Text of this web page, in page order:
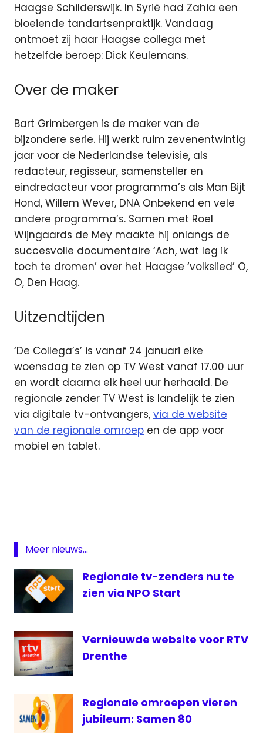
Haagse Schilderswijk. In Syrië had Zahia een
bloeiende tandartsenpraktijk. Vandaag
ontmoet zij haar Haagse collega met
hetzelfde beroep: Dick Keulemans.
Over de maker
Bart Grimbergen is de maker van de
bijzondere serie. Hij werkt ruim zevenentwintig
jaar voor de Nederlandse televisie, als
redacteur, regisseur, samensteller en
eindredacteur voor programma’s als Man Bijt
Hond, Willem Wever, DNA Onbekend en vele
andere programma’s. Samen met Roel
Wijngaards de Mey maakte hij onlangs de
succesvolle documentaire ‘Ach, wat leg ik
toch te dromen’ over het Haagse ‘volkslied’ O,
O, Den Haag.
Uitzendtijden
‘De Collega’s’ is vanaf 24 januari elke
woensdag te zien op TV West vanaf 17.00 uur
en wordt daarna elk heel uur herhaald. De
regionale zender TV West is landelijk te zien
via digitale tv-ontvangers, via de website
van de regionale omroep en de app voor
mobiel en tablet.
West
vluchtelingen
Zuid-
Meer nieuws...
Regionale tv-zenders nu te
zien via NPO Start
Vernieuwde website voor RTV
Drenthe
Regionale omroepen vieren
jubileum: Samen 80